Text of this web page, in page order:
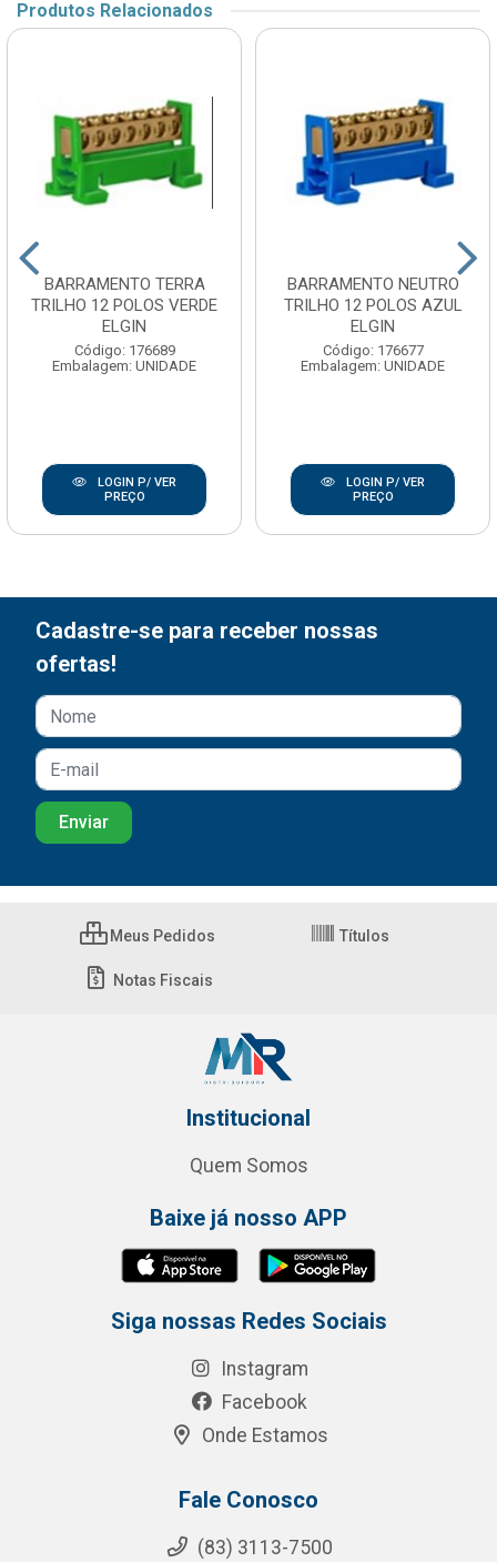
Produtos Relacionados
BARRAMENTO TERRA
TRILHO 12 POLOS VERDE
ELGIN
Código: 176689
Embalagem: UNIDADE
LOGIN P/ VER
PREÇO
BARRAMENTO NEUTRO
TRILHO 12 POLOS AZUL
ELGIN
Código: 176677
Embalagem: UNIDADE
LOGIN P/ VER
PREÇO
Cadastre-se para receber nossas
ofertas!
Meus Pedidos Títulos
Notas Fiscais
Institucional
Quem Somos
Baixe já nosso APP
Siga nossas Redes Sociais
Instagram
Facebook
Onde Estamos
Fale Conosco
(83) 3113-7500